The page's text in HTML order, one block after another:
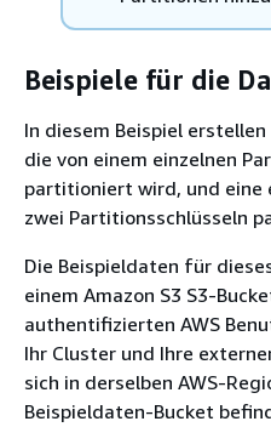
Beispiele für die
In diesem Beispiel
die von einem einzelnen
partitioniert wird, und eine
zwei Partitionsschlüsseln
Die Beispieldaten für
einem Amazon S3 S3-
authentifizierten AWS
Ihr Cluster und Ihre
sich in derselben AWS-
Beispieldaten-Bucket